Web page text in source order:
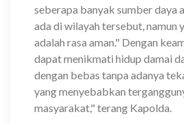
seberapa banyak sumber daya
ada di wilayah tersebut, namun
adalah rasa aman." Dengan
dapat menikmati hidup damai
dengan bebas tanpa adanya
yang menyebabkan
masyarakat," terang Kapolda.